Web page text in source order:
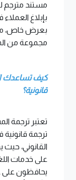
مستند مترجم
بإبلاغ
بعرض خاص،
مجموعة من
كيف تساعدك
قانونية؟
تعتبر ترجمة
ترجمة قانونية
القانوني،
على خدمات
يحافظون على